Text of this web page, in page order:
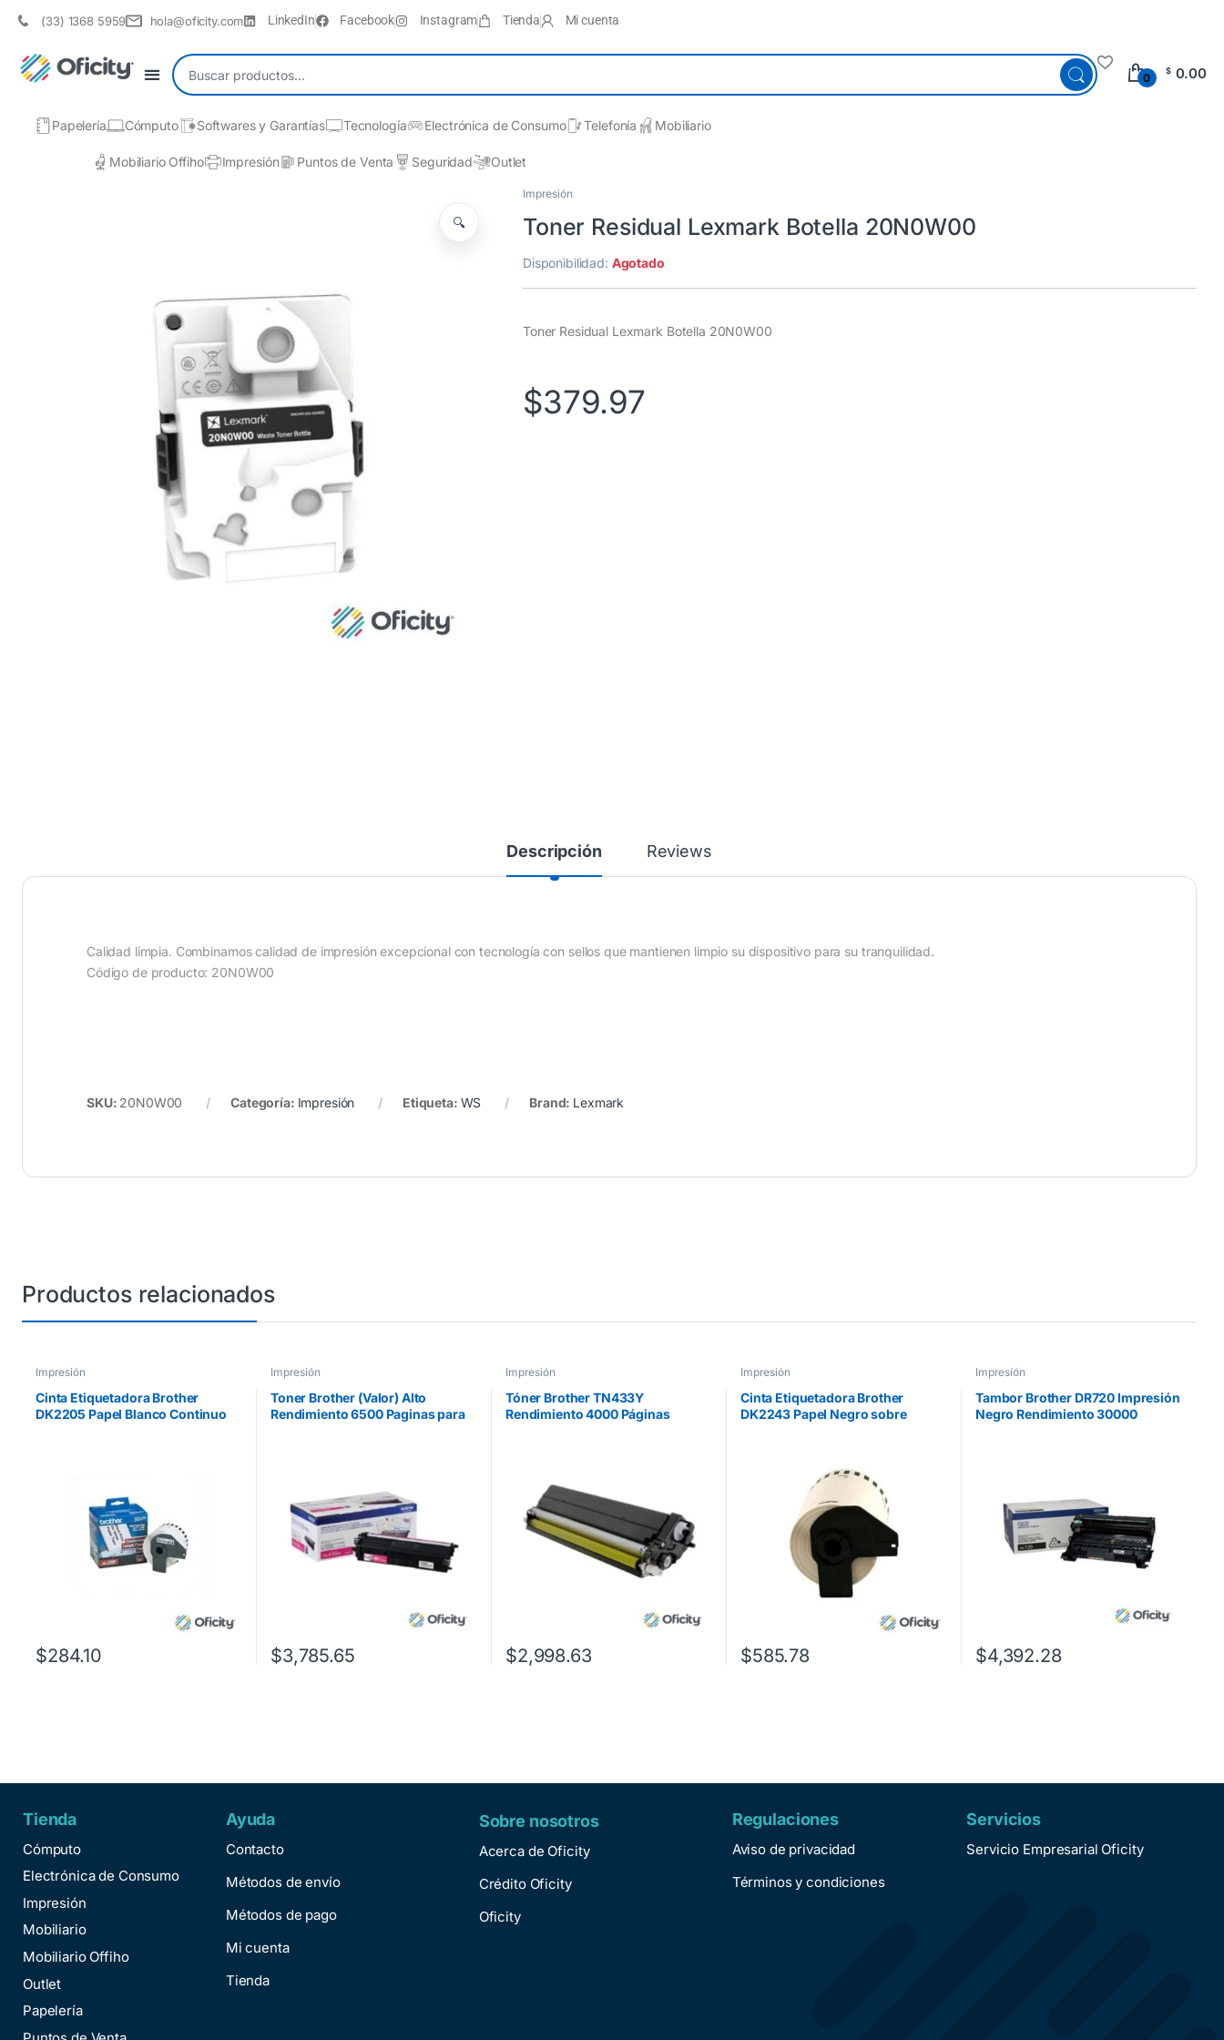
(33) 1368 5959 hola@oficity.com LinkedIn Facebook Instagram Tienda Mi cuenta
0
$ 0.00
Papelería Cómputo Softwares y Garantías Tecnología Electrónica de Consumo Telefonía Mobiliario
Mobiliario Offiho Impresión Puntos de Venta Seguridad Outlet
🔍
Impresión
Toner Residual Lexmark Botella 20N0W00
Disponibilidad: Agotado
Toner Residual Lexmark Botella 20N0W00
$379.97
Descripción Reviews
Calidad limpia. Combinamos calidad de impresión excepcional con tecnología con sellos que mantienen limpio su dispositivo para su tranquilidad.
Código de producto: 20N0W00
SKU: 20N0W00 Categoría: Impresión Etiqueta: WS Brand: Lexmark
Productos relacionados
Impresión
Cinta Etiquetadora Brother
DK2205 Papel Blanco Continuo
$284.10
Impresión
Toner Brother (Valor) Alto
Rendimiento 6500 Paginas para
$3,785.65
Impresión
Tóner Brother TN433Y
Rendimiento 4000 Páginas
$2,998.63
Impresión
Cinta Etiquetadora Brother
DK2243 Papel Negro sobre
$585.78
Impresión
Tambor Brother DR720 Impresión
Negro Rendimiento 30000
$4,392.28
Tienda
Cómputo
Electrónica de Consumo
Impresión
Mobiliario
Mobiliario Offiho
Outlet
Papelería
Ayuda
Contacto
Métodos de envío
Métodos de pago
Mi cuenta
Tienda
Sobre nosotros
Acerca de Oficity
Crédito Oficity
Oficity
Regulaciones
Aviso de privacidad
Términos y condiciones
Servicios
Servicio Empresarial Oficity